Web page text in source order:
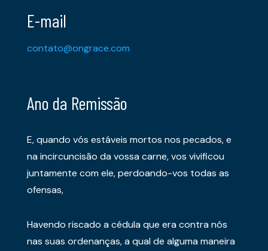
E-mail
contato@ongrace.com
Ano da Remissão
E, quando vós estáveis mortos nos pecados, e
na incircuncisão da vossa carne, vos vivificou
juntamente com ele, perdoando-vos todas as
ofensas,
Havendo riscado a cédula que era contra nós
nas suas ordenanças, a qual de alguma maneira